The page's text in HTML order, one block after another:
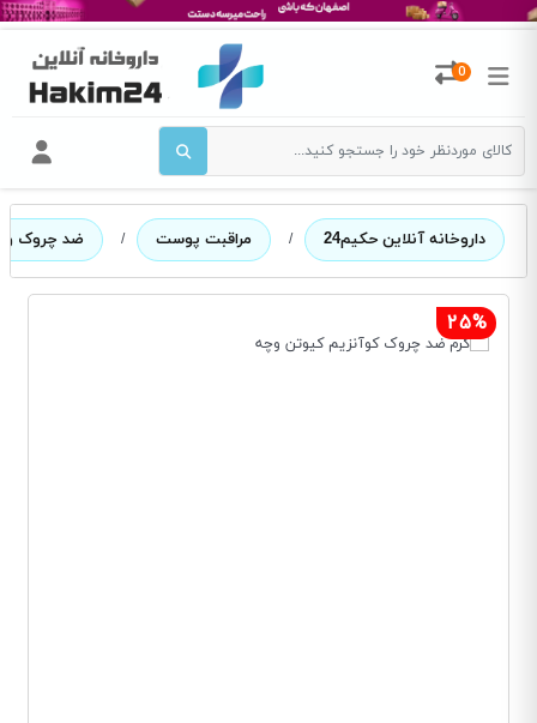
0
داروخانه آنلاین حکیم24 / مراقبت پوست / ضد چروک و
25%